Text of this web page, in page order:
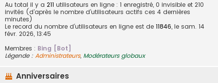
Au total il y a 211 utilisateurs en ligne : 1 enregistré, 0 invisible et 210
invités (d’après le nombre d’utilisateurs actifs ces 4 dernières
minutes)
Le record du nombre d’utilisateurs en ligne est de 11846, le sam. 14
févr. 2026, 13:45
Membres : Bing [Bot]
Légende : Administrateurs, Modérateurs globaux
Anniversaires